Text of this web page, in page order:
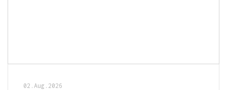
02.Aug.2026